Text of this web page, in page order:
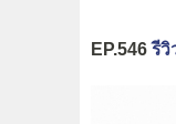
EP.546รีวิ